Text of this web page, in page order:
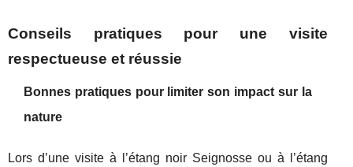
Conseils pratiques pour une visite
respectueuse et réussie
Bonnes pratiques pour limiter son impact sur la
nature
Lors d’une visite à l’étang noir Seignosse ou à l’étang